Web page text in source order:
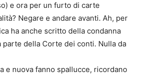
e ora per un furto di carte
Negare e andare avanti. Ah, per
ha anche scritto della condanna
parte della Corte dei conti. Nulla da
e nuova fanno spallucce, ricordano